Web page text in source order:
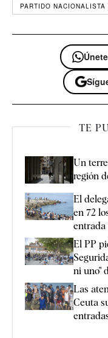
PARTIDO NACIONALISTA
TE
Un
región
El
en 72
entrada
El PP
ni uno"
Las
Ceuta